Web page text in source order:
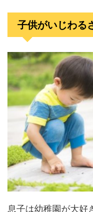
子供がいじわる
息子は幼稚園が大好